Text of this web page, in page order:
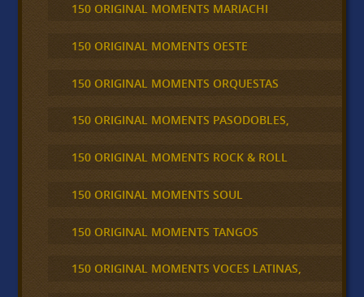
150 ORIGINAL MOMENTS MARIACHI
150 ORIGINAL MOMENTS OESTE
150 ORIGINAL MOMENTS ORQUESTAS
150 ORIGINAL MOMENTS PASODOBLES,
150 ORIGINAL MOMENTS ROCK & ROLL
150 ORIGINAL MOMENTS SOUL
150 ORIGINAL MOMENTS TANGOS
150 ORIGINAL MOMENTS VOCES LATINAS,